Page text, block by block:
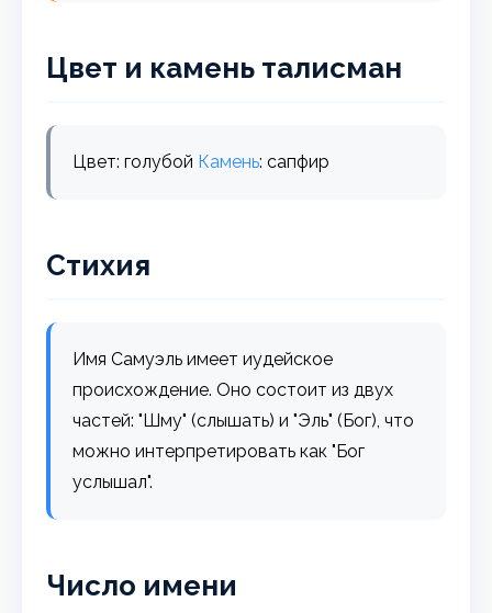
Цвет и камень талисман
Цвет: голубой Камень: сапфир
Стихия
Имя Самуэль имеет иудейское
происхождение. Оно состоит из двух
частей: "Шму" (слышать) и "Эль" (Бог), что
можно интерпретировать как "Бог
услышал".
Число имени